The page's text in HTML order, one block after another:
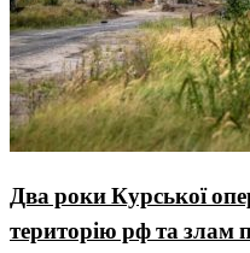
Два роки Курської
територію рф та злам